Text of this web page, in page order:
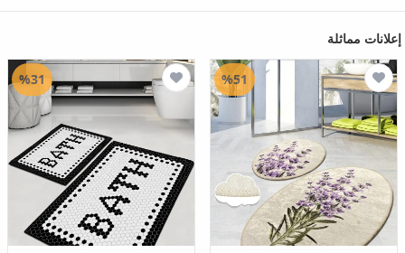
إعلانات مماثلة
%51
%31